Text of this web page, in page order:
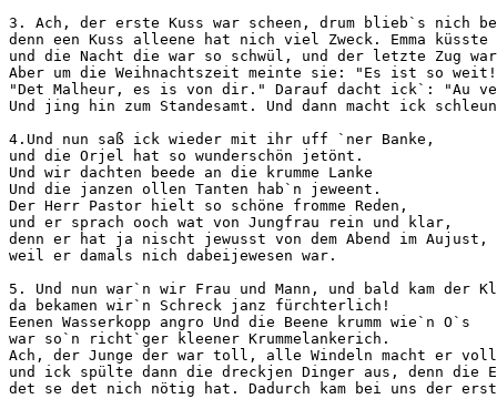
3. Ach, der erste Kuss war scheen, drum blieb`s nich
denn een Kuss alleene hat nich viel Zweck. Emma
und die Nacht die war so schwül, und der letzte Zug
Aber um die Weihnachtszeit meinte sie: "Es ist so
"Det Malheur, es is von dir." Darauf dacht ick`: "Au
Und jing hin zum Standesamt. Und dann macht ick
4.Und nun saß ick wieder mit ihr uff `ner Banke,
und die Orjel hat so wunderschön jetönt.
Und wir dachten beede an die krumme Lanke
Und die janzen ollen Tanten hab`n jeweent.
Der Herr Pastor hielt so schöne fromme Reden,
und er sprach ooch wat von Jungfrau rein und klar,
denn er hat ja nischt jewusst von dem Abend im Aujust,
weil er damals nich dabeijewesen war.
5. Und nun war`n wir Frau und Mann, und bald kam der
da bekamen wir`n Schreck janz fürchterlich!
Eenen Wasserkopp angro Und die Beene krumm wie`n O`s
war so`n richt`ger kleener Krummelankerich.
Ach, der Junge der war toll, alle Windeln macht er
und ick spülte dann die dreckjen Dinger aus, denn die
det se det nich nötig hat. Dadurch kam bei uns der